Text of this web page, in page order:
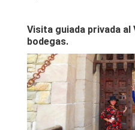
Visita guiada privada al
bodegas.